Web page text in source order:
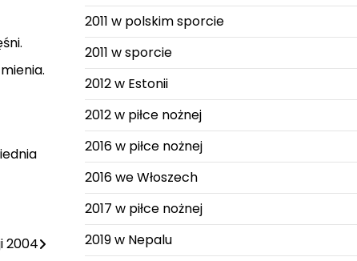
2004
2011 w polskim sporcie
2011 w sporcie
2012 w Estonii
2012 w piłce nożnej
2016 w piłce nożnej
2016 we Włoszech
2017 w piłce nożnej
2019 w Nepalu